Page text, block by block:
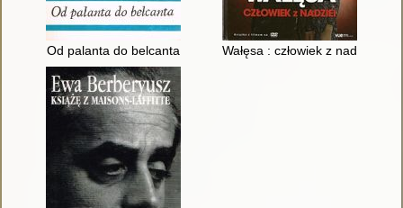
Od palanta do belcanta Wałęsa : człowiek z nadziei